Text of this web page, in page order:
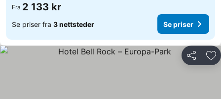
Fra 2 133 kr
Se priser fra 3 nettsteder Se priser
Del